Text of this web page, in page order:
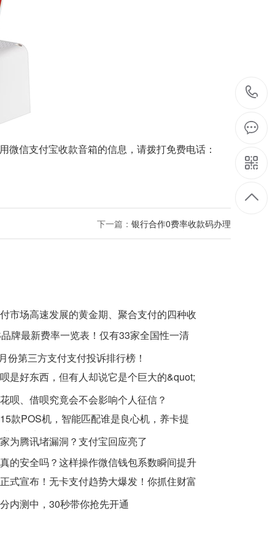
微信支付宝收款音箱的信息，请拨打免费电话：
下一篇： 银行合作0费率收款码办理
市场高速发展的黄金期、聚合支付的四种收
牌最新费率一览表！仅有33家全国性一清
份第三方支付支付投诉排行榜！
是好东西，但有人却说它是个巨大的&quot;
呗、借呗究竟会不会影响个人征信？
款POS机，智能匹配谁是良心机，养卡提
足三点
为腾讯堵漏洞？支付宝回应亮了
的安全吗？这样操作微信钱包系数瞬间提升
式宣布！无卡支付趋势大爆发！你抓住财富
内测中，30秒带你抢先开通